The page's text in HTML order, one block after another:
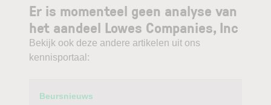
Er is momenteel geen analyse van
het aandeel Lowes Companies, Inc
Bekijk ook deze andere artikelen uit ons
kennisportaal:
Category
Beursnieuws